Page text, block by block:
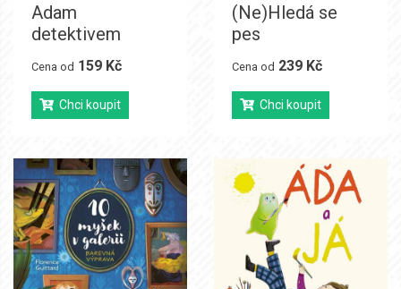
Adam
detektivem
Cena od 159 Kč
Chci koupit
(Ne)Hledá se
pes
Cena od 239 Kč
Chci koupit